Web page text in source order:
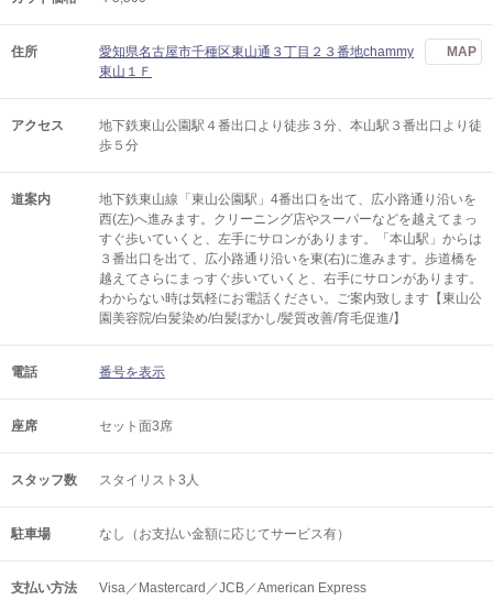
住所
愛知県名古屋市千種区東山通３丁目２３番地chammy
東山１Ｆ
MAP
アクセス
地下鉄東山公園駅４番出口より徒歩３分、本山駅３番出口より徒
歩５分
道案内
地下鉄東山線「東山公園駅」4番出口を出て、広小路通り沿いを
西(左)へ進みます。クリーニング店やスーパーなどを越えてまっ
すぐ歩いていくと、左手にサロンがあります。「本山駅」からは
３番出口を出て、広小路通り沿いを東(右)に進みます。歩道橋を
越えてさらにまっすぐ歩いていくと、右手にサロンがあります。
わからない時は気軽にお電話ください。ご案内致します【東山公
園美容院/白髪染め/白髪ぼかし/髪質改善/育毛促進/】
電話 番号を表示
座席 セット面3席
スタッフ数 スタイリスト3人
駐車場 なし（お支払い金額に応じてサービス有）
支払い方法 Visa／Mastercard／JCB／American Express